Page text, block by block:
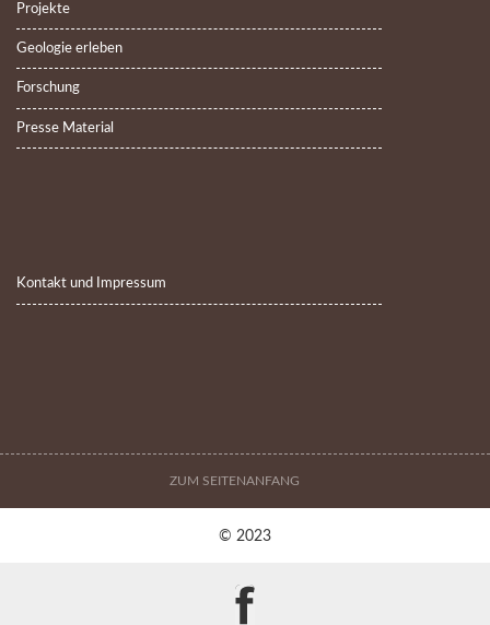
Projekte
Geologie erleben
Forschung
Presse Material
Kontakt und Impressum
ZUM SEITENANFANG
© 2023